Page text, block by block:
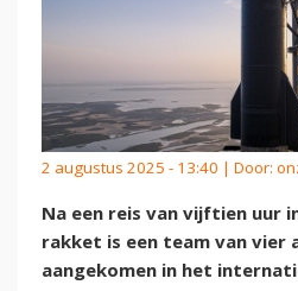
2 augustus 2025 - 13:40 | Door:
Na een reis van vijftien uur
rakket is een team van vier
aangekomen in het